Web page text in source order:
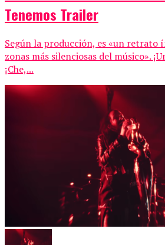
Tenemos Trailer
Según la producción, es «un retrato
zonas más silenciosas del músico».
¡Che,...